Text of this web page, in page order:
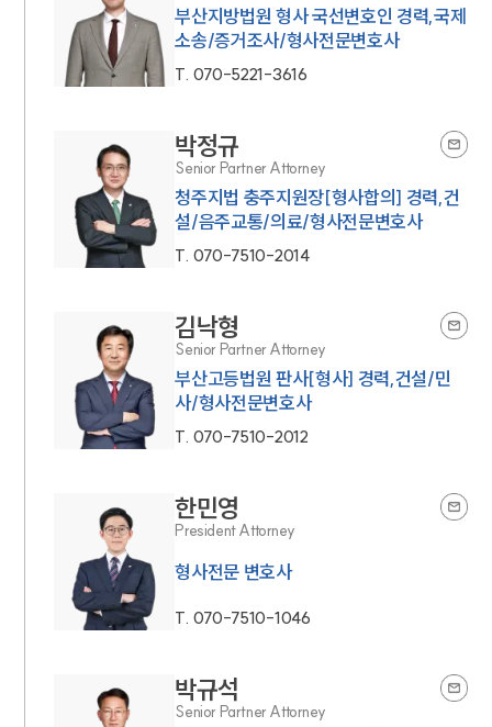
부산지방법원 형사 국선변호인 경력,국제
소송/증거조사/형사전문변호사
T. 070-5221-3616
박정규
Senior Partner Attorney
청주지법 충주지원장[형사합의] 경력,건
설/음주교통/의료/형사전문변호사
T. 070-7510-2014
김낙형
Senior Partner Attorney
부산고등법원 판사[형사] 경력,건설/민
사/형사전문변호사
T. 070-7510-2012
한민영
President Attorney
형사전문 변호사
T. 070-7510-1046
박규석
Senior Partner Attorney